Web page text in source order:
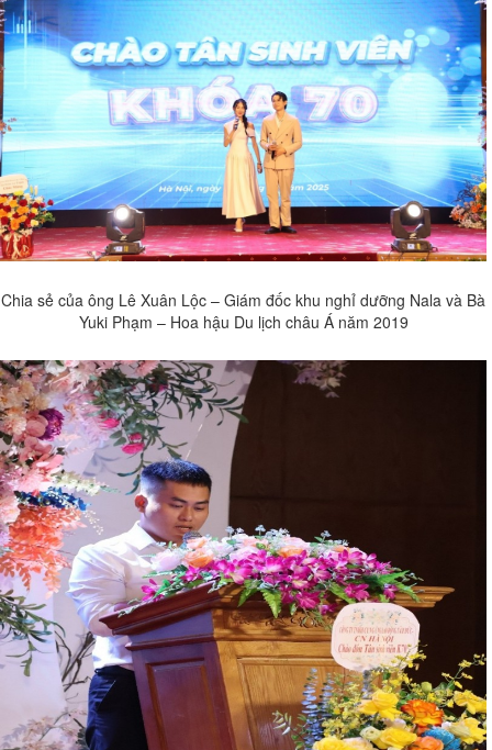
Chia sẻ của ông Lê Xuân Lộc – Giám đốc khu nghỉ dưỡng Nala và Bà
Yuki Phạm – Hoa hậu Du lịch châu Á năm 2019